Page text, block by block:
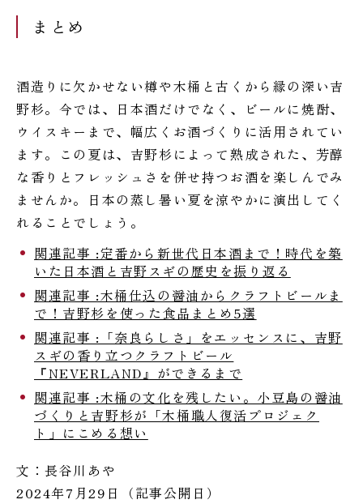
まとめ
酒造りに欠かせない樽や木桶と古くから縁の深い吉
野杉。今では、日本酒だけでなく、ビールに焼酎、
ウイスキーまで、幅広くお酒づくりに活用されてい
ます。この夏は、吉野杉によって熟成された、芳醇
な香りとフレッシュさを併せ持つお酒を楽しんでみ
ませんか。日本の蒸し暑い夏を涼やかに演出してく
れることでしょう。
関連記事 :定番から新世代日本酒まで！時代を築
いた日本酒と吉野スギの歴史を振り返る
関連記事 :木桶仕込の醤油からクラフトビールま
で！吉野杉を使った食品まとめ5選
関連記事 :「奈良らしさ」をエッセンスに、吉野
スギの香り立つクラフトビール
『NEVERLAND』ができるまで
関連記事 :木桶の文化を残したい。小豆島の醤油
づくりと吉野杉が「木桶職人復活プロジェク
ト」にこめる想い
文：長谷川あや
2024年7月29日（記事公開日）